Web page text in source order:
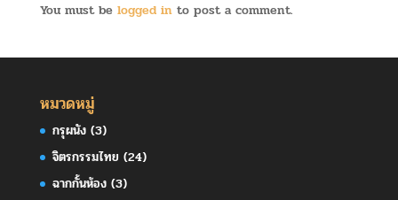
You must be logged into post a comment.
หมวดหมู่
กรุผนัง(3)
จิตรกรรมไทย (24)
ฉากกั้นห้อง(3)